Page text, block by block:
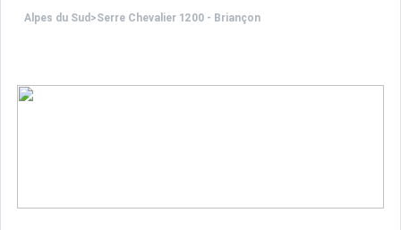
Alpes du Sud >Serre Chevalier 1200 - Briançon